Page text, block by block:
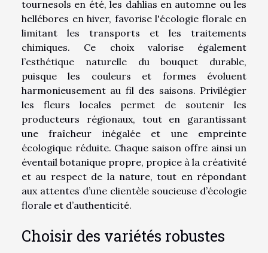
tournesols en été, les dahlias en automne ou les
hellébores en hiver, favorise l'écologie florale en
limitant les transports et les traitements
chimiques. Ce choix valorise également
l’esthétique naturelle du bouquet durable,
puisque les couleurs et formes évoluent
harmonieusement au fil des saisons. Privilégier
les fleurs locales permet de soutenir les
producteurs régionaux, tout en garantissant
une fraîcheur inégalée et une empreinte
écologique réduite. Chaque saison offre ainsi un
éventail botanique propre, propice à la créativité
et au respect de la nature, tout en répondant
aux attentes d’une clientèle soucieuse d’écologie
florale et d’authenticité.
Choisir des variétés robustes